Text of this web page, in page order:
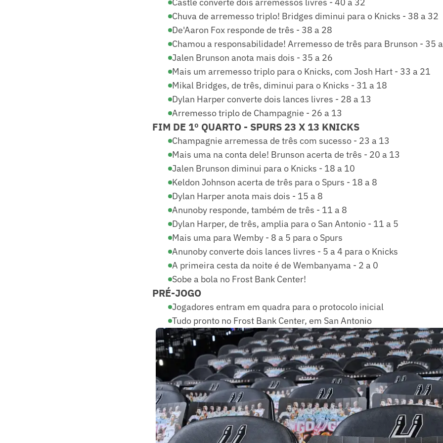
Castle converte dois arremessos livres - 40 a 32
Chuva de arremesso triplo! Bridges diminui para o Knicks - 38 a 32
De'Aaron Fox responde de três - 38 a 28
Chamou a responsabilidade! Arremesso de três para Brunson - 35
Jalen Brunson anota mais dois - 35 a 26
Mais um arremesso triplo para o Knicks, com Josh Hart - 33 a 21
Mikal Bridges, de três, diminui para o Knicks - 31 a 18
Dylan Harper converte dois lances livres - 28 a 13
Arremesso triplo de Champagnie - 26 a 13
FIM DE 1º QUARTO - SPURS 23 X 13 KNICKS
Champagnie arremessa de três com sucesso - 23 a 13
Mais uma na conta dele! Brunson acerta de três - 20 a 13
Jalen Brunson diminui para o Knicks - 18 a 10
Keldon Johnson acerta de três para o Spurs - 18 a 8
Dylan Harper anota mais dois - 15 a 8
Anunoby responde, também de três - 11 a 8
Dylan Harper, de três, amplia para o San Antonio - 11 a 5
Mais uma para Wemby - 8 a 5 para o Spurs
Anunoby converte dois lances livres - 5 a 4 para o Knicks
A primeira cesta da noite é de Wembanyama - 2 a 0
Sobe a bola no Frost Bank Center!
PRÉ-JOGO
Jogadores entram em quadra para o protocolo inicial
Tudo pronto no Frost Bank Center, em San Antonio